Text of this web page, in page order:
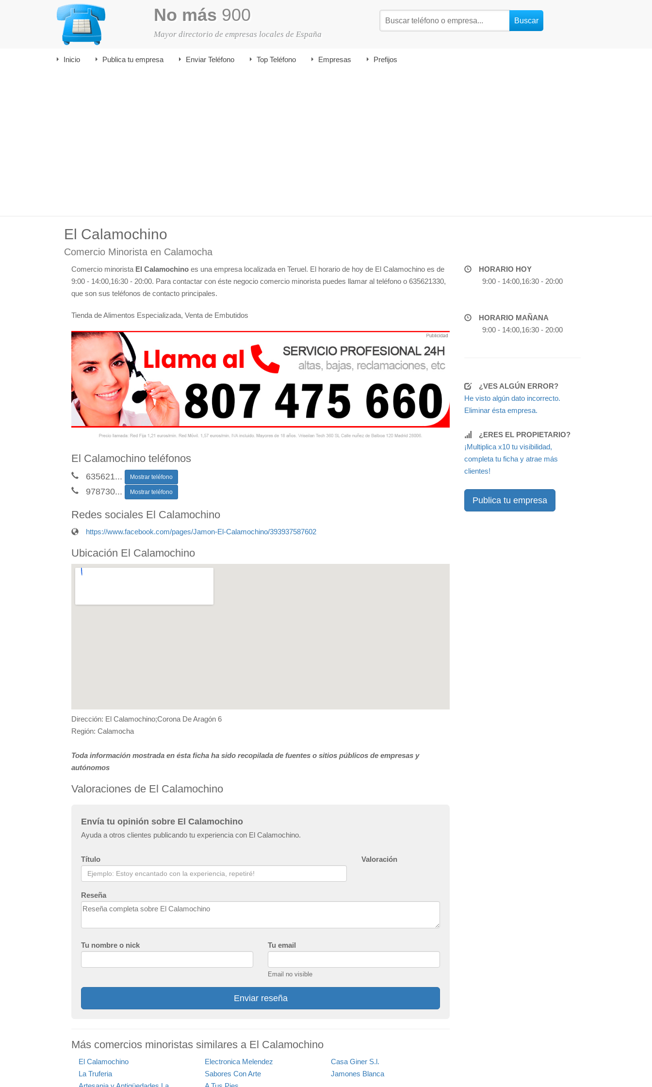
No más 900
Mayor directorio de empresas locales de España
Inicio Publica tu empresa Enviar Teléfono Top Teléfono Empresas Prefijos
El Calamochino
Comercio Minorista en Calamocha
Comercio minorista El Calamochino es una empresa localizada en Teruel. El horario de hoy de El Calamochino es de
9:00 - 14:00,16:30 - 20:00. Para contactar con éste negocio comercio minorista puedes llamar al teléfono o 635621330,
que son sus teléfonos de contacto principales.
Tienda de Alimentos Especializada, Venta de Embutidos
El Calamochino teléfonos
635621... Mostrar teléfono
978730... Mostrar teléfono
Redes sociales El Calamochino
https://www.facebook.com/pages/Jamon-El-Calamochino/393937587602
Ubicación El Calamochino
Dirección: El Calamochino;Corona De Aragón 6
Región: Calamocha
Toda información mostrada en ésta ficha ha sido recopilada de fuentes o sitios públicos de empresas y
autónomos
Valoraciones de El Calamochino
Envía tu opinión sobre El Calamochino
Ayuda a otros clientes publicando tu experiencia con El Calamochino.
Título Valoración
Reseña
Tu nombre o nick Tu email
Email no visible
Enviar reseña
Más comercios minoristas similares a El Calamochino
El Calamochino Electronica Melendez
Casa Giner S.l.
La Truferia
Sabores Con Arte
Jamones Blanca
HORARIO HOY
9:00 - 14:00,16:30 - 20:00
HORARIO MAÑANA
9:00 - 14:00,16:30 - 20:00
¿VES ALGÚN ERROR?
He visto algún dato incorrecto.
Eliminar ésta empresa.
¿ERES EL PROPIETARIO?
¡Multiplica x10 tu visibilidad,
completa tu ficha y atrae más
clientes!
Publica tu empresa